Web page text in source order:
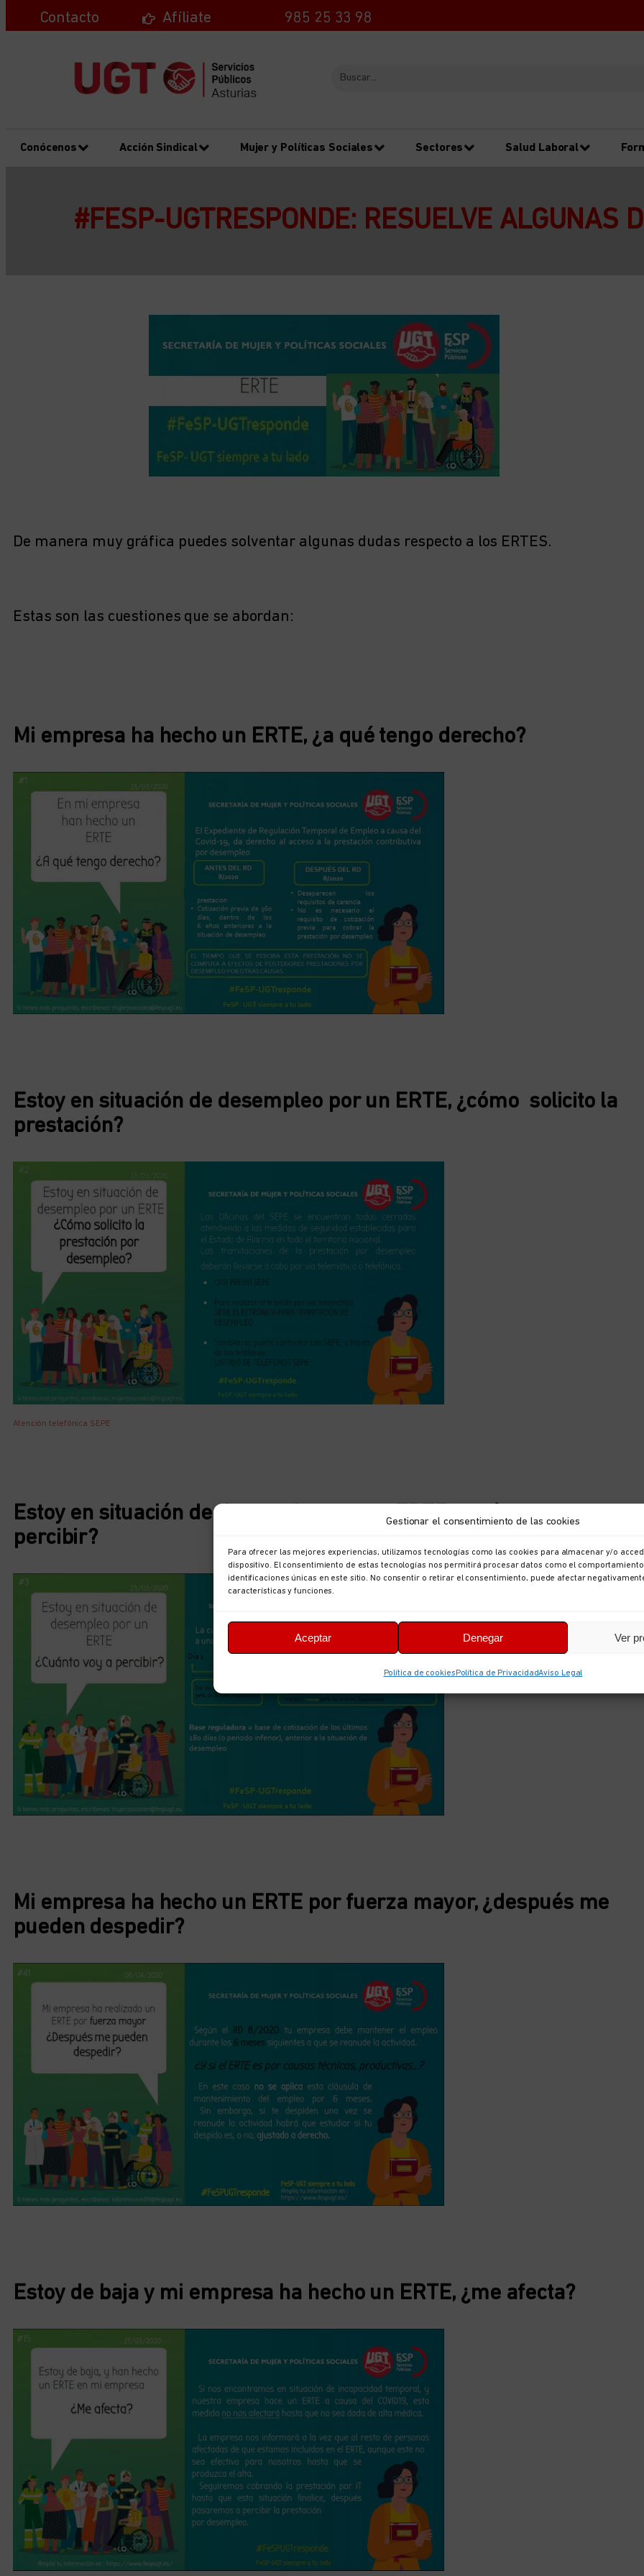
Gestionar el consentimiento de las cookies
Para ofrecer las mejores experiencias, utilizamos tecnologías como las cookies para almacenar y/o
dispositivo. El consentimiento de estas tecnologías nos permitirá procesar datos como el
identificaciones únicas en este sitio. No consentir o retirar el consentimiento, puede afectar
características y funciones.
Aceptar Denegar Ver
Política de cookies Política de PrivacidadAviso Legal
Contacto Afíliate 985 25 33 98
Conócenos Acción Sindical Mujer y Políticas Sociales Sectores Salud Laboral
#FESP-UGTRESPONDE: RESUELVE ALGUNAS
De manera muy gráfica puedes solventar algunas dudas respecto a los ERTES.
Estas son las cuestiones que se abordan:
Mi empresa ha hecho un ERTE, ¿a qué tengo derecho?
Estoy en situación de desempleo por un ERTE, ¿cómo solicito la
prestación?
Atención telefónica SEPE
Estoy en situación de desempleo por un ERTE, ¿cuánto voy a
percibir?
Mi empresa ha hecho un ERTE por fuerza mayor, ¿después me
pueden despedir?
Estoy de baja y mi empresa ha hecho un ERTE, ¿me afecta?